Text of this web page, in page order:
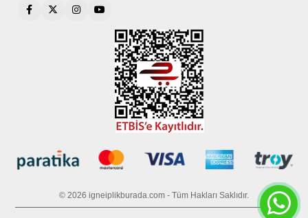
© 2026 igneiplikburada.com - Tüm Hakları Saklıdır.